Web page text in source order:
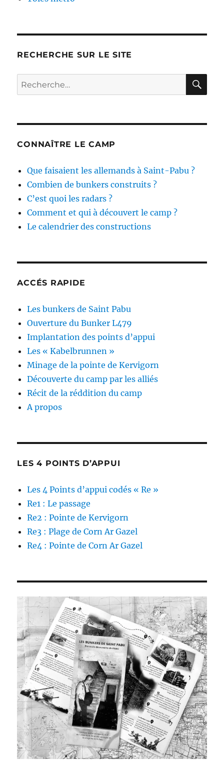
RECHERCHE SUR LE SITE
Recherche
pour :
CONNAÎTRE LE CAMP
Que faisaient les allemands à Saint-Pabu ?
Combien de bunkers construits ?
C’est quoi les radars ?
Comment et qui à découvert le camp ?
Le calendrier des constructions
ACCÉS RAPIDE
Les bunkers de Saint Pabu
Ouverture du Bunker L479
Implantation des points d’appui
Les « Kabelbrunnen »
Minage de la pointe de Kervigorn
Découverte du camp par les alliés
Récit de la réddition du camp
A propos
LES 4 POINTS D’APPUI
Les 4 Points d’appui codés « Re »
Re1 : Le passage
Re2 : Pointe de Kervigorn
Re3 : Plage de Corn Ar Gazel
Re4 : Pointe de Corn Ar Gazel